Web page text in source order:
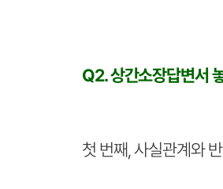
Q2. 상간소장답변서
첫 번째, 사실관계와